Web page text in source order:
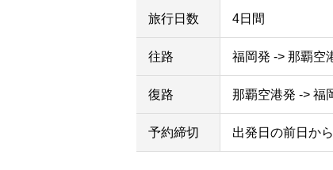
旅行日数 4日間
往路 福岡発 -> 那覇空
復路 那覇空港発 -> 福
予約締切 出発日の前日か